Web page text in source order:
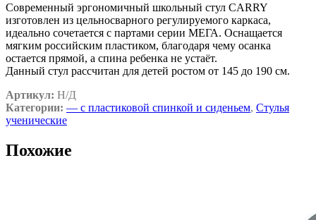
Современный эргономичный школьный стул CARRY
изготовлен из цельносварного регулируемого каркаса,
идеально сочетается с партами серии МЕГА. Оснащается
мягким российским пластиком, благодаря чему осанка
остается прямой, а спина ребенка не устаёт.
Данный стул рассчитан для детей ростом от 145 до 190 см.
Артикул: Н/Д
Категории: — c пластиковой спинкой и сиденьем, Стулья
ученические
Похожие